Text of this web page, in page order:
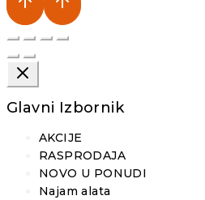
Glavni Izbornik
AKCIJE
RASPRODAJA
NOVO U PONUDI
Najam alata